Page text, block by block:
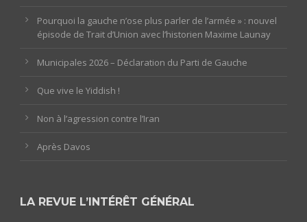
Pourquoi la gauche n’ose plus parler de l’armée » : nouvel
épisode de Trait d’Union avec l’historien Maxime Launay
Municipales 2026 – Déclaration du Parti de Gauche
Que vive le Yiddish !
Non à l’agression contre l’Iran
Après Davos
LA REVUE L’INTÉRÊT GÉNÉRAL